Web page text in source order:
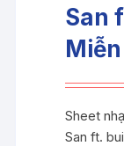
San
Sheet
San ft.